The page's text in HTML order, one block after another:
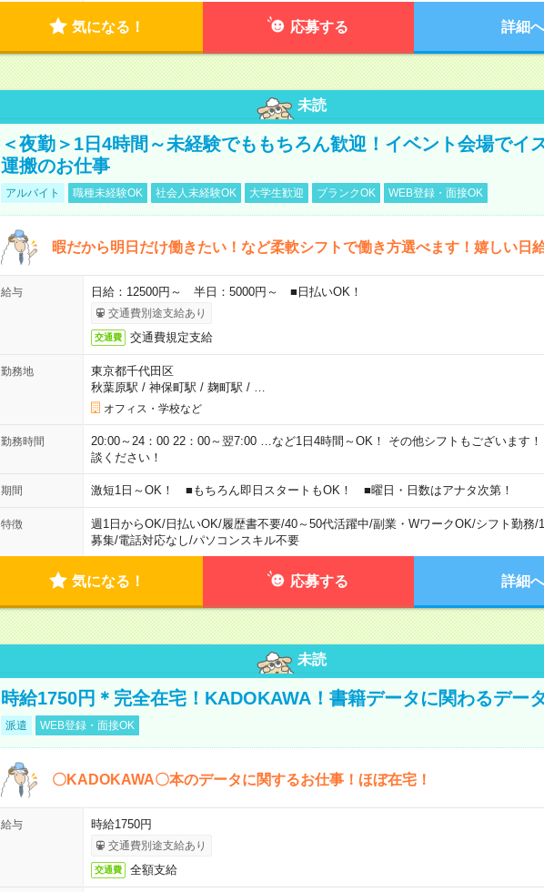
気になる！ 応募する 詳細へ
未読
＜夜勤＞1日4時間～未経験でももちろん歓迎！イベント会場でイ
運搬のお仕事
アルバイト 職種未経験OK 社会人未経験OK 大学生歓迎 ブランクOK WEB登録・面接OK
暇だから明日だけ働きたい！など柔軟シフトで働き方選べます！嬉しい日
給与 日給：12500円～ 半日：5000円～ ■日払いOK！
交通費別途支給あり
交通費 交通費規定支給
勤務地
東京都千代田区
秋葉原駅 / 神保町駅 / 麹町駅 /
オフィス・学校など
勤務時間
20:00～24：00 22：00～翌7:00 …など1日4時間～OK！ その他シフトもございます
談ください！
期間 激短1日～OK！ ■もちろん即日スタートもOK！ ■曜日・日数はアナタ次第！
特徴 週1日からOK/日払いOK/履歴書不要/40～50代活躍中/副業・WワークOK/シフト勤務/
募集/電話対応なし/パソコンスキル不要
気になる！ 応募する 詳細へ
未読
時給1750円＊完全在宅！KADOKAWA！書籍データに関わるデー
派遣 WEB登録・面接OK
〇KADOKAWA〇本のデータに関するお仕事！ほぼ在宅！
給与 時給1750円
交通費別途支給あり
交通費 全額支給